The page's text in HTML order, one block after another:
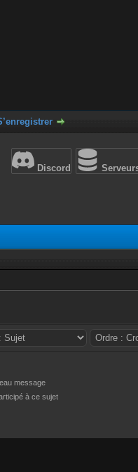
Discord
message
à ce sujet